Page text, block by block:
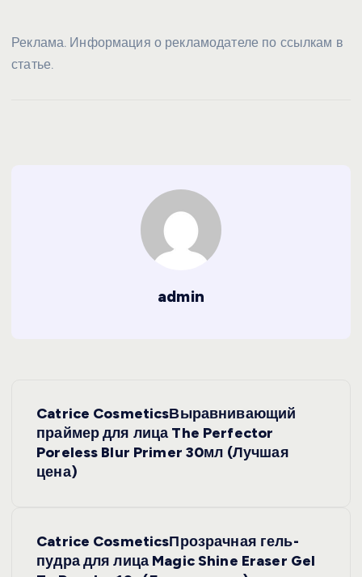
Реклама. Информация о рекламодателе по ссылкам в
статье.
admin
Catrice CosmeticsВыравнивающий
праймер для лица The Perfector
Poreless Blur Primer 30мл (Лучшая
цена)
Catrice CosmeticsПрозрачная гель-
пудра для лица Magic Shine Eraser Gel